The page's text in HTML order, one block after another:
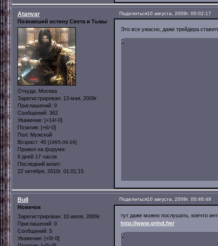
Поделиться10 августа, 2009г. 00:02:17
Atanvar
Познавший истину Света и Тьмы
Откуда: Москва
Зарегистрирован: 13 мая, 2009г.
Приглашений: 0
Сообщений: 362
Уважение: [+14/-0]
Позитив: [+6/-0]
Пол: Мужской
Возраст: 40 [1985-09-29]
Провел на форуме:
6 дней 17 часов
Последний визит:
22 октября, 2010г. 01:01:15
Это все ужасно, даже трейдера
0
Поделиться10 августа, 2009г. 00:46:49
Bull
Новичок
Зарегистрирован: 10 июля, 2009г.
Приглашений: 0
Сообщений: 5
Уважение: [+0/-0]
тут даже можно послушать, коечто
http://www.grind.fm/
0